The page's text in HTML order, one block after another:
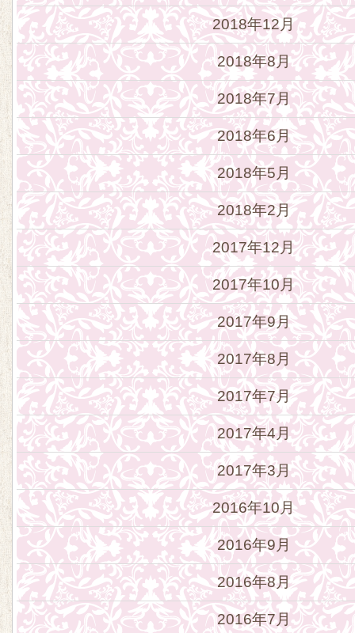
2018年12月
2018年8月
2018年7月
2018年6月
2018年5月
2018年2月
2017年12月
2017年10月
2017年9月
2017年8月
2017年7月
2017年4月
2017年3月
2016年10月
2016年9月
2016年8月
2016年7月